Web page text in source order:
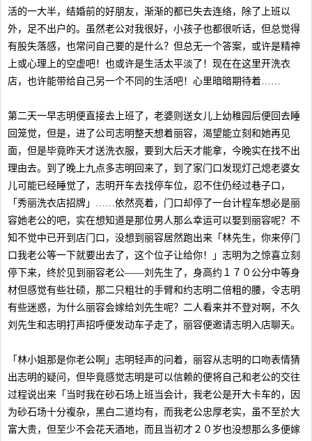
活的一大半，结婚前的好朋友，渐渐的都已失去连络，除了上班以
外，足不出户的。虽然老公对我很好，小孩子也都很听话，但总觉得
有股失落感，也常问自己要的是什么？但总无一个答案，或许是精神
上或心理上的空虚吧！也或许是生活太平淡了！现在在这里开洗衣
店，也许能带给自己另一个不同的生活吧！心里暗暗期待着……
第二天一早志明便直接去上班了，老婆则送女儿上幼稚园后便回去睡
回笼觉，但是，进了公司志明整天想着丽容，渴望能立刻和她再见
面，但是毕竟昨天才送洗衣服，要到大后天才能拿，今晚实在找不出
理由去。到了晚上九点多志明回来了，到了家门口发现灯己熄老婆女
儿可能已经睡觉了，志明开车去找停车位，忍不住仍经过巷子口，
「秀丽洗衣店招牌」……依然亮着，门口却停了一台计程车想必是丽
容她老公的吧，实在想知道是那位男人那么幸运可以娶到丽容呢？不
知不觉中已开到店门口，没想到丽容居然跑出来「林先生，你来停门
口我老公等一下就要出去了，这个位子让给你！」志明为之惊喜立刻
停下来，终於见到丽容老公——刘先生了，身高约１７０公分中等身
材但感觉有些壮硕，那二只粗壮的手臂和约志明二倍粗的腰，令志明
有些迷惑，为什么丽容会嫁给刘先生呢？二人看来并不登对啊，不久
刘先生和志明打声招呼便发动车子走了，丽容便邀请志明入店聊天。
「林小姐那是你老公啊」志明轻声的问着，丽容从志明的口吻表情猜
出志明的疑问，但毕竟感觉志明是可以信赖的便将自己和老公的交往
过程说出来「当时我在砂石场上班当会计，我老公是开大卡车的，因
为砂石场十分複杂，黑白二道均有，而我老公忠厚老实，虽不至於大
富大贵，但至少不会花天酒地，而且当初才２０岁也没想那么多便嫁